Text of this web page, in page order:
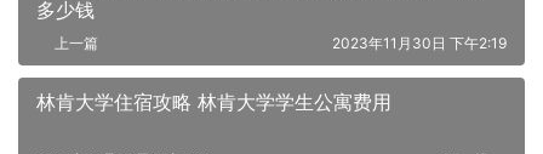
多少钱
上一篇 2023年11月30日 下午2:19
林肯大学住宿攻略 林肯大学学生公寓费用